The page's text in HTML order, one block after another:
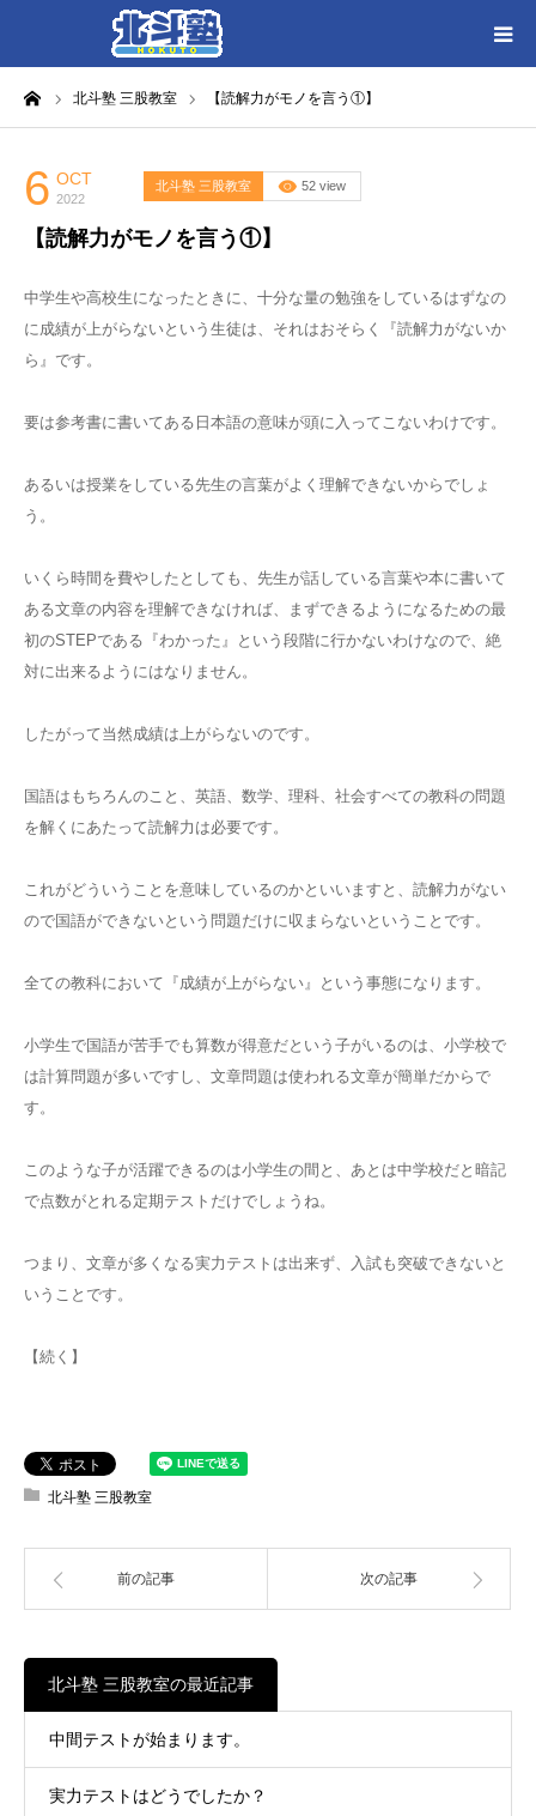
北斗塾 三股教室 【読解力がモノを言う①】
6 OCT
2022
北斗塾 三股教室 52 view
【読解力がモノを言う①】
中学生や高校生になったときに、十分な量の勉強をしているはずなの
に成績が上がらないという生徒は、それはおそらく『読解力がないか
ら』です。
要は参考書に書いてある日本語の意味が頭に入ってこないわけです。
あるいは授業をしている先生の言葉がよく理解できないからでしょ
う。
いくら時間を費やしたとしても、先生が話している言葉や本に書いて
ある文章の内容を理解できなければ、まずできるようになるための最
初のSTEPである『わかった』という段階に行かないわけなので、絶
対に出来るようにはなりません。
したがって当然成績は上がらないのです。
国語はもちろんのこと、英語、数学、理科、社会すべての教科の問題
を解くにあたって読解力は必要です。
これがどういうことを意味しているのかといいますと、読解力がない
ので国語ができないという問題だけに収まらないということです。
全ての教科において『成績が上がらない』という事態になります。
小学生で国語が苦手でも算数が得意だという子がいるのは、小学校で
は計算問題が多いですし、文章問題は使われる文章が簡単だからで
す。
このような子が活躍できるのは小学生の間と、あとは中学校だと暗記
で点数がとれる定期テストだけでしょうね。
つまり、文章が多くなる実力テストは出来ず、入試も突破できないと
いうことです。
【続く】
北斗塾 三股教室
前の記事 次の記事
北斗塾 三股教室の最近記事
中間テストが始まります。
実力テストはどうでしたか？
HOME
各教室別に記事を見る
北斗塾／教室一覧
お問い合わせ